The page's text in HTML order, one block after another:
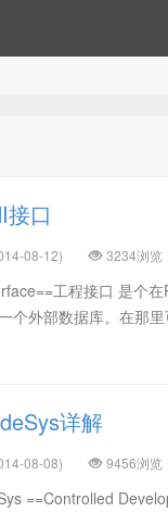
接口
08-12) 3234浏览
工程接口 是个
个外部数据库。在那
详解
08-08) 9456浏览
==Controlled